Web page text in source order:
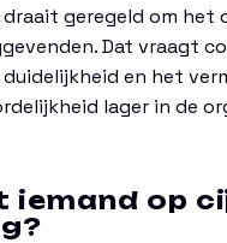
geregeld om het
Dat vraagt
en het
lager in de
iemand op